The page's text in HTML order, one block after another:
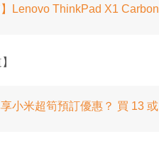
】Lenovo ThinkPad X1
小米超筍預訂優惠？ 買 13